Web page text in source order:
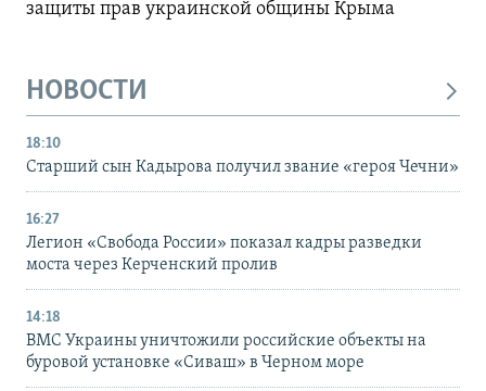
защиты прав украинской общины Крыма
НОВОСТИ
18:10
Старший сын Кадырова получил звание «героя Чечни»
16:27
Легион «Свобода России» показал кадры разведки
моста через Керченский пролив
14:18
ВМС Украины уничтожили российские объекты на
буровой установке «Сиваш» в Черном море